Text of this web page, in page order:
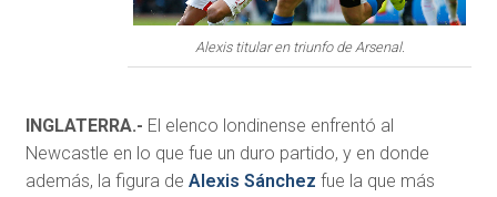
Alexis titular en triunfo de Arsenal.
INGLATERRA.- El elenco londinense enfrentó al
Newcastle en lo que fue un duro partido, y en donde
además, la figura de Alexis Sánchez fue la que más